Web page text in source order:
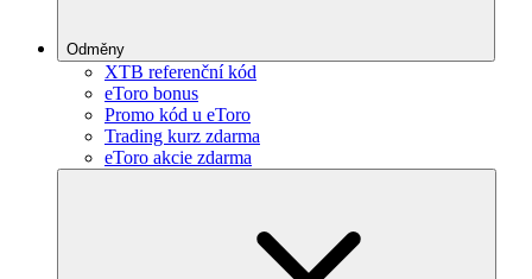
Odměny
XTB referenční kód
eToro bonus
Promo kód u eToro
Trading kurz zdarma
eToro akcie zdarma